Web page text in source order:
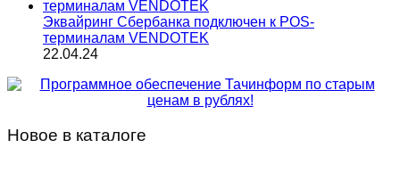
Эквайринг Сбербанка подключен к POS-
терминалам VENDOTEK
22.04.24
Новое в каталоге